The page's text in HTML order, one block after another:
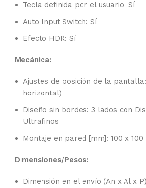
Tecla definida por el usuario: Sí
Auto Input Switch: Sí
Efecto HDR: Sí
Mecánica:
Ajustes de posición de la
horizontal)
Diseño sin bordes: 3 lados con
Ultrafinos
Montaje en pared [mm]: 100 x 100
Dimensiones/Pesos:
Dimensión en el envío (An x Al x